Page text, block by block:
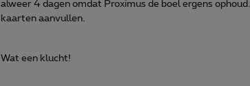
alweer 4 dagen omdat Proximus de boel ergens
kaarten aanvullen.
Wat een klucht!